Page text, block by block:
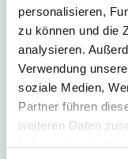
personalisieren,
zu können und die
analysieren.
Verwendung
soziale Medien,
Partner führen
weiteren Daten
Saisonale